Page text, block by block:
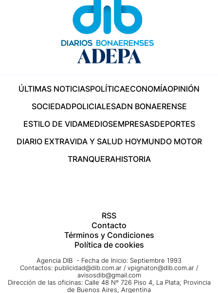
ÚLTIMAS NOTICIASPOLÍTICAECONOMÍAOPINIÓN
SOCIEDADPOLICIALESADN BONAERENSE
ESTILO DE VIDAMEDIOSEMPRESASDEPORTES
DIARIO EXTRAVIDA Y SALUD HOYMUNDO MOTOR
TRANQUERAHISTORIA
RSS
Contacto
Términos y Condiciones
Política de cookies
Agencia DIB - Fecha de Inicio: Septiembre 1993
Contactos: publicidad@dib.com.ar / vpignaton@dib.com.ar /
avisosdib@gmail.com
Dirección de las oficinas: Calle 48 Nº 726 Piso 4, La Plata; Provincia
de Buenos Aires, Argentina